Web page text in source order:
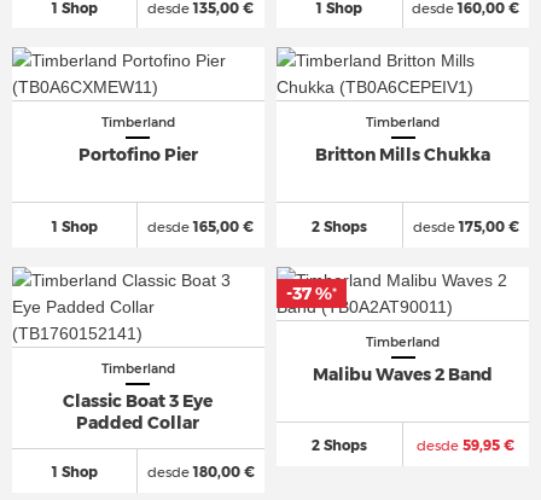
1 Shop desde135,00 € 1 Shop desde160,00 €
Timberland
Portofino Pier
1 Shop desde165,00 €
Timberland
Britton Mills Chukka
2 Shops desde175,00 €
Timberland
Classic Boat 3 Eye
Padded Collar
1 Shop desde180,00 €
Timberland
Malibu Waves 2 Band
2 Shops desde 59,95 €
-37 %*